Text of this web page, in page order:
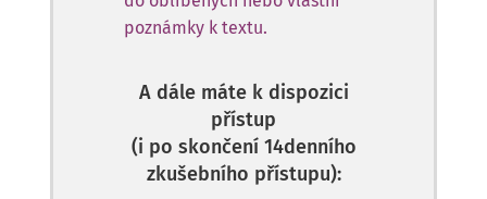
poznámky k textu.
A dále máte k dispozici
přístup
(i po skončení 14denního
zkušebního přístupu):